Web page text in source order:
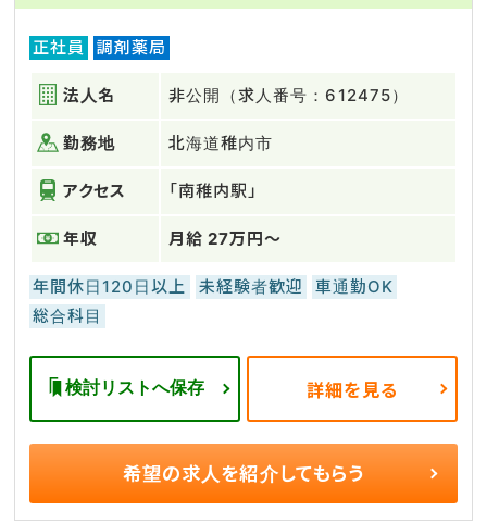
正社員 調剤薬局
法人名 非公開（求人番号：612475）
勤務地 北海道稚内市
アクセス 「南稚内駅」
年収 月給 27万円～
年間休日120日以上 未経験者歓迎
車通勤OK
総合科目
検討リストへ保存 詳細を見る
希望の求人を紹介してもらう